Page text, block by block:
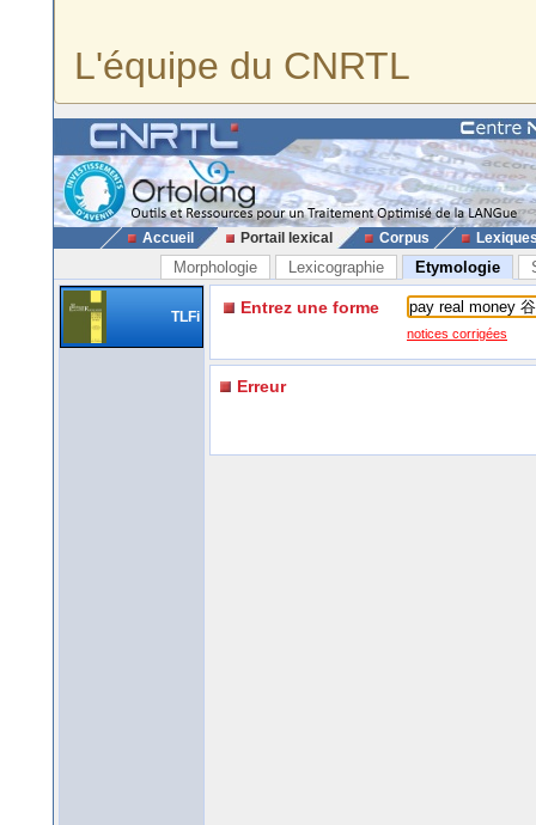
L'équipe du CNRTL
Accueil Portail lexical Corpus
Morphologie Lexicographie Etymologie
TLFi Entrez une forme
notices corrigées
Erreur